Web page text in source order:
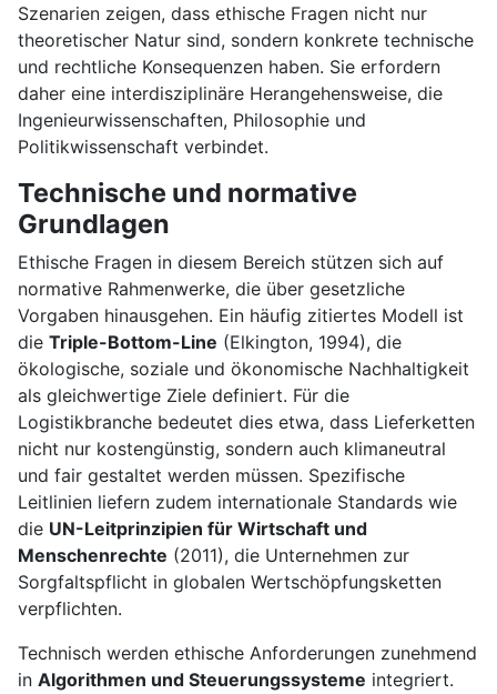
Szenarien zeigen, dass ethische Fragen nicht nur
theoretischer Natur sind, sondern konkrete technische
und rechtliche Konsequenzen haben. Sie erfordern
daher eine interdisziplinäre Herangehensweise, die
Ingenieurwissenschaften, Philosophie und
Politikwissenschaft verbindet.
Technische und normative
Grundlagen
Ethische Fragen in diesem Bereich stützen sich auf
normative Rahmenwerke, die über gesetzliche
Vorgaben hinausgehen. Ein häufig zitiertes Modell ist
die Triple-Bottom-Line (Elkington, 1994), die
ökologische, soziale und ökonomische Nachhaltigkeit
als gleichwertige Ziele definiert. Für die
Logistikbranche bedeutet dies etwa, dass Lieferketten
nicht nur kostengünstig, sondern auch klimaneutral
und fair gestaltet werden müssen. Spezifische
Leitlinien liefern zudem internationale Standards wie
die UN-Leitprinzipien für Wirtschaft und
Menschenrechte (2011), die Unternehmen zur
Sorgfaltspflicht in globalen Wertschöpfungsketten
verpflichten.
Technisch werden ethische Anforderungen zunehmend
in Algorithmen und Steuerungssysteme integriert.